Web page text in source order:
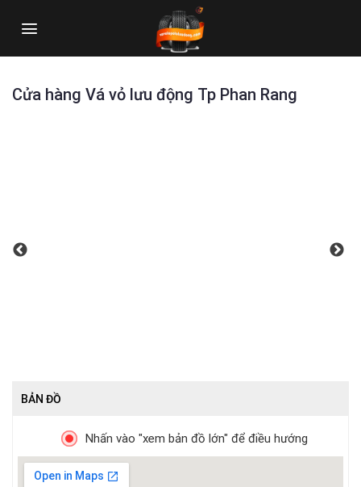
Cửa hàng Vá vỏ lưu động Tp Phan Rang
BẢN ĐỒ
Nhấn vào "xem bản đồ lớn" để điều hướng